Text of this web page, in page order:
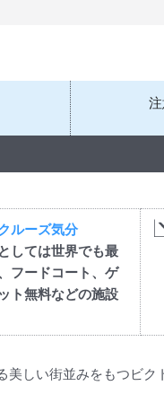
ルーズ気分
しては世界でも最
フードコート、ゲ
ト無料などの施設
しい街並みをもつビク